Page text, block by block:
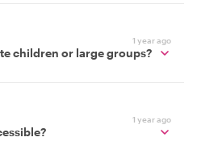
1 year ago
children or large groups?
1 year ago